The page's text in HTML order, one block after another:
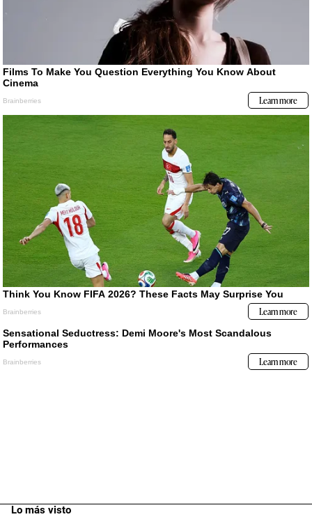
Lo más visto